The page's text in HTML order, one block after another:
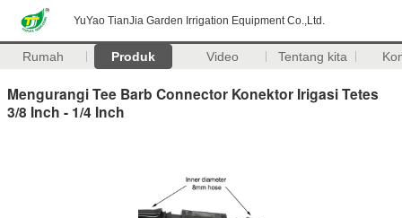
YuYao TianJia Garden Irrigation Equipment Co.,Ltd.
Rumah Produk Video Tentang kita
Mengurangi Tee Barb Connector Konektor Irigasi Tetes
3/8 Inch - 1/4 Inch